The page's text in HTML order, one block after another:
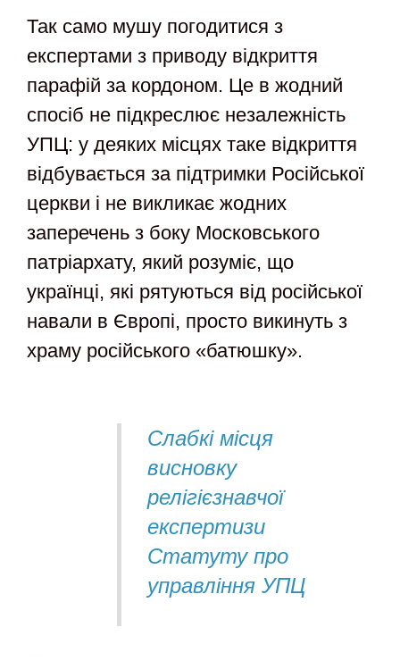
Так само мушу погодитися з
експертами з приводу відкриття
парафій за кордоном. Це в жодний
спосіб не підкреслює незалежність
УПЦ: у деяких місцях таке відкриття
відбувається за підтримки Російської
церкви і не викликає жодних
заперечень з боку Московського
патріархату, який розуміє, що
українці, які рятуються від російської
навали в Європі, просто викинуть з
храму російського «батюшку».
Слабкі місця
висновку
релігієзнавчої
експертизи
Статуту про
управління УПЦ